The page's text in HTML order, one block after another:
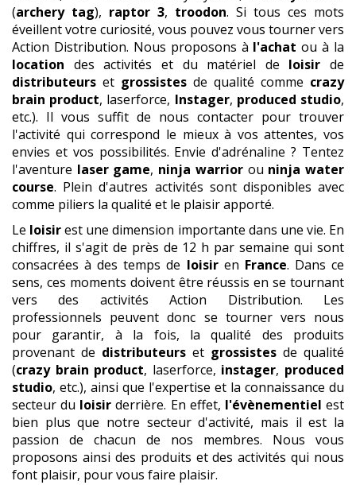
(archery tag), raptor 3, troodon. Si tous ces mots
éveillent votre curiosité, vous pouvez vous tourner vers
Action Distribution. Nous proposons à l'achat ou à la
location des activités et du matériel de loisir de
distributeurs et grossistes de qualité comme crazy
brain product, laserforce, Instager, produced studio,
etc.). Il vous suffit de nous contacter pour trouver
l'activité qui correspond le mieux à vos attentes, vos
envies et vos possibilités. Envie d'adrénaline ? Tentez
l'aventure laser game, ninja warriorou ninja water
course. Plein d'autres activités sont disponibles avec
comme piliers la qualité et le plaisir apporté.
Le loisirest une dimension importante dans une vie. En
chiffres, il s'agit de près de 12 h par semaine qui sont
consacrées à des temps de loisiren France. Dans ce
sens, ces moments doivent être réussis en se tournant
vers des activités Action Distribution. Les
professionnels peuvent donc se tourner vers nous
pour garantir, à la fois, la qualité des produits
provenant de distributeurs et grossistes de qualité
(crazy brain product, laserforce, instager, produced
studio, etc.), ainsi que l'expertise et la connaissance du
secteur du loisir derrière. En effet, l'évènementiel est
bien plus que notre secteur d'activité, mais il est la
passion de chacun de nos membres. Nous vous
proposons ainsi des produits et des activités qui nous
font plaisir, pour vous faire plaisir.